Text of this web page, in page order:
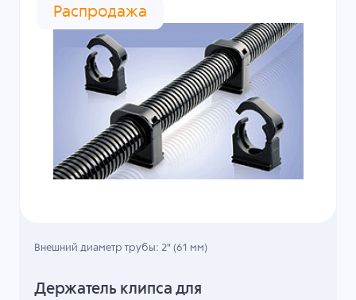
Распродажа
Держатель клипса для
Внешний диаметр трубы: 2" (61 мм)